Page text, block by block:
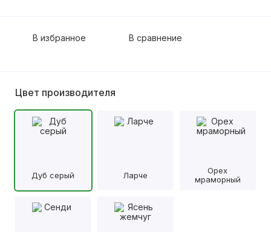
В избранное В сравнение
Цвет производителя
Дуб серый Ларче
Орех
мраморный